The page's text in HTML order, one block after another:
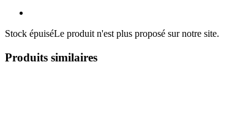
Stock épuiséLe produit n'est plus proposé sur notre site.
Produits similaires